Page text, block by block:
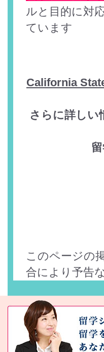
ルと目的に対
ています
California
さらに詳しい
このページの
合により予告